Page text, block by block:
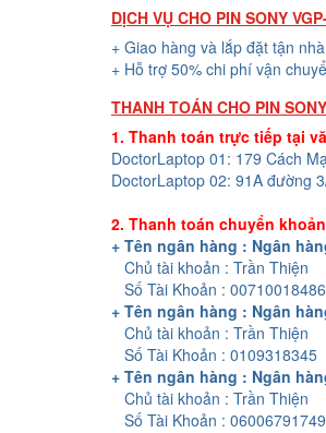
DỊCH VỤ CHO PIN SONY
+ Giao hàng và lắp đặt tận
+ Hỗ trợ 50% chi phí vận
THANH TOÁN CHO PIN
1. Thanh toán trực tiếp tại
DoctorLaptop 01: 179 Cách
DoctorLaptop 02: 91A đường
2. Thanh toán chuyển
+ Tên ngân hàng : Ngân
Chủ tài khoản : Trần Thiện
Số Tài Khoản :
+ Tên ngân hàng : Ngân
Chủ tài khoản : Trần Thiện
Số Tài Khoản : 0109318345
+ Tên ngân hàng : Ngân
Chủ tài khoản : Trần Thiện
Số Tài Khoản :